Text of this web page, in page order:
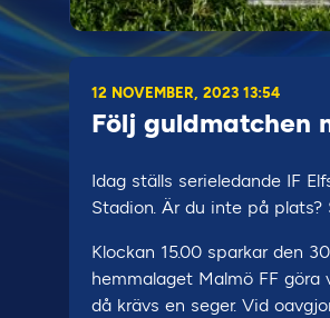
12 NOVEMBER, 2023 13:54
Följ guldmatchen
Idag ställs serieledande IF
Stadion. Är du inte på
Klockan 15.00 sparkar den
hemmalaget Malmö FF
då krävs en seger. Vid